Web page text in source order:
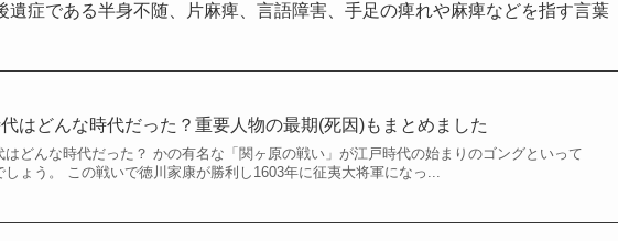
症である半身不随、片麻痺、言語障害、手足の痺れや麻痺などを指す言葉
はどんな時代だった？重要人物の最期(死因)もまとめました
はどんな時代だった？ かの有名な「関ヶ原の戦い」が江戸時代の始まりのゴングといって
しょう。 この戦いで徳川家康が勝利し1603年に征夷大将軍になっ...